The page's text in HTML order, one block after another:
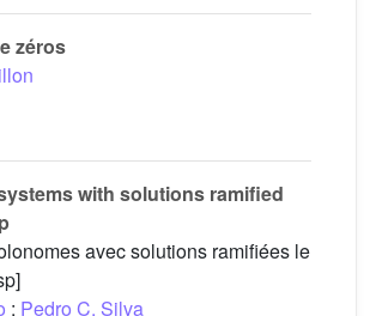
zéros
with solutions ramified
avec solutions ramifiées le
; Pedro C. Silva